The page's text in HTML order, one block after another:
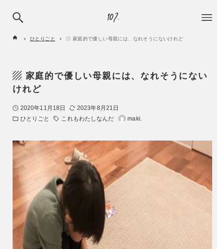
ひとりごと ▨ 家庭的で優しい母親には、なれそうにないけれど
▨ 家庭的で優しい母親には、なれそうにない
けれど
2020年11月18日
2023年8月21日
ひとりごと
これもわたしなんだ maki.